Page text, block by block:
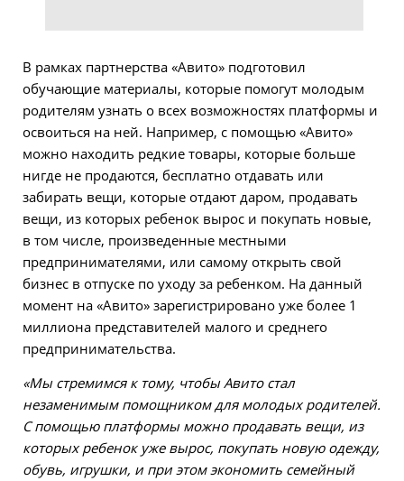
В рамках партнерства «Авито» подготовил
обучающие материалы, которые помогут молодым
родителям узнать о всех возможностях платформы и
освоиться на ней. Например, с помощью «Авито»
можно находить редкие товары, которые больше
нигде не продаются, бесплатно отдавать или
забирать вещи, которые отдают даром, продавать
вещи, из которых ребенок вырос и покупать новые,
в том числе, произведенные местными
предпринимателями, или самому открыть свой
бизнес в отпуске по уходу за ребенком. На данный
момент на «Авито» зарегистрировано уже более 1
миллиона представителей малого и среднего
предпринимательства.
«Мы стремимся к тому, чтобы Авито стал
незаменимым помощником для молодых родителей.
С помощью платформы можно продавать вещи, из
которых ребенок уже вырос, покупать новую одежду,
обувь, игрушки, и при этом экономить семейный